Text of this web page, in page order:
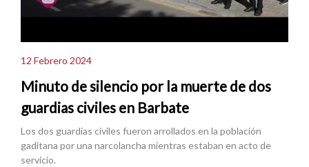
12 Febrero 2024
Minuto de silencio por la muerte de dos
guardias civiles en Barbate
Los dos guardias civiles fueron arrollados en la población
gaditana por una narcolancha mientras estaban en acto de
servicio.